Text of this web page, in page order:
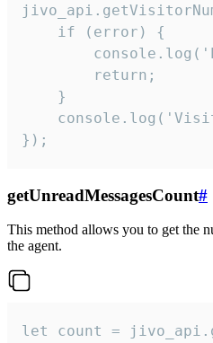
    if (error) {
        return;
    }
});
getUnreadMessagesCount#
This method allows you to get the
the agent.
let count =